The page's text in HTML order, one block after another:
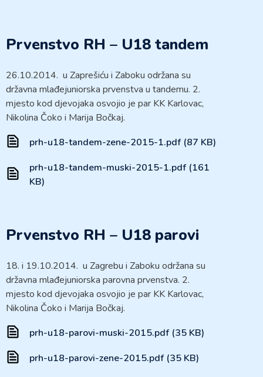
Prvenstvo RH – U18 tandem
26.10.2014. u Zaprešiću i Zaboku održana su
državna mlađejuniorska prvenstva u tandemu. 2.
mjesto kod djevojaka osvojio je par KK Karlovac,
Nikolina Čoko i Marija Bočkaj.
prh-u18-tandem-zene-2015-1.pdf (87 KB)
prh-u18-tandem-muski-2015-1.pdf (161
KB)
Prvenstvo RH – U18 parovi
18. i 19.10.2014. u Zagrebu i Zaboku održana su
državna mlađejuniorska parovna prvenstva. 2.
mjesto kod djevojaka osvojio je par KK Karlovac,
Nikolina Čoko i Marija Bočkaj.
prh-u18-parovi-muski-2015.pdf (35 KB)
prh-u18-parovi-zene-2015.pdf (35 KB)